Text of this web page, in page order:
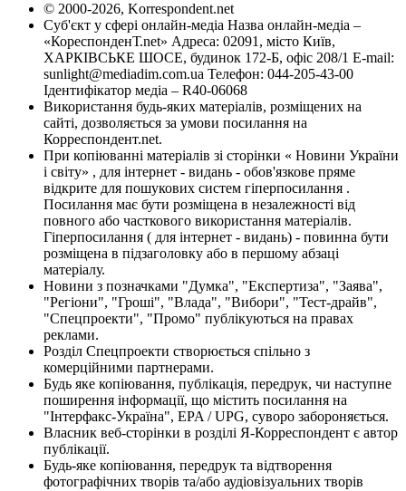
© 2000-2026, Korrespondent.net
Суб'єкт у сфері онлайн-медіа Назва онлайн-медіа –
«КореспонденТ.net» Адреса: 02091, місто Київ,
ХАРКІВСЬКЕ ШОСЕ, будинок 172-Б, офіс 208/1 E-mail:
sunlight@mediadim.com.ua Телефон: 044-205-43-00
Ідентифікатор медіа – R40-06068
Використання будь-яких матеріалів, розміщених на
сайті, дозволяється за умови посилання на
Корреспондент.net.
При копіюванні матеріалів зі сторінки « Новини України
і світу» , для інтернет - видань - обов'язкове пряме
відкрите для пошукових систем гіперпосилання .
Посилання має бути розміщена в незалежності від
повного або часткового використання матеріалів.
Гіперпосилання ( для інтернет - видань) - повинна бути
розміщена в підзаголовку або в першому абзаці
матеріалу.
Новини з позначками "Думка", "Експертиза", "Заява",
"Регіони", "Гроші", "Влада", "Вибори", "Тест-драйв",
"Спецпроекти", "Промо" публікуються на правах
реклами.
Розділ Спецпроекти створюється спільно з
комерційними партнерами.
Будь яке копіювання, публікація, передрук, чи наступне
поширення інформації, що містить посилання на
"Інтерфакс-Україна", EPA / UPG, суворо забороняється.
Власник веб-сторінки в розділі Я-Корреспондент є автор
публікації.
Будь-яке копіювання, передрук та відтворення
фотографічних творів та/або аудіовізуальних творів